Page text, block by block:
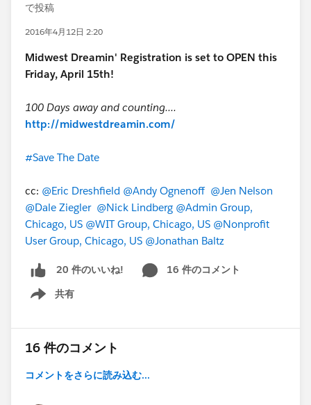
で投稿
2016年4月12日 2:20
Midwest Dreamin' Registration is set to OPEN this
Friday, April 15th!
100 Days away and counting....
http://midwestdreamin.com/
#Save The Date
cc: @Eric Dreshfield @Andy Ognenoff @Jen Nelson
@Dale Ziegler @Nick Lindberg @Admin Group,
Chicago, US @WIT Group, Chicago, US @Nonprofit
User Group, Chicago, US @Jonathan Baltz
20 件のいいね!
16 件のコメント
共有
Show menu
16 件のコメント
コメントをさらに読み込む...